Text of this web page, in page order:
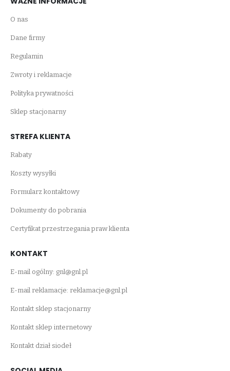
O nas
Dane firmy
Regulamin
Zwroty i reklamacje
Polityka prywatności
Sklep stacjonarny
STREFA KLIENTA
Rabaty
Koszty wysyłki
Formularz kontaktowy
Dokumenty do pobrania
Certyfikat przestrzegania praw klienta
KONTAKT
E-mail ogólny: gnl@gnl.pl
E-mail reklamacje: reklamacje@gnl.pl
Kontakt sklep stacjonarny
Kontakt sklep internetowy
Kontakt dział siodeł